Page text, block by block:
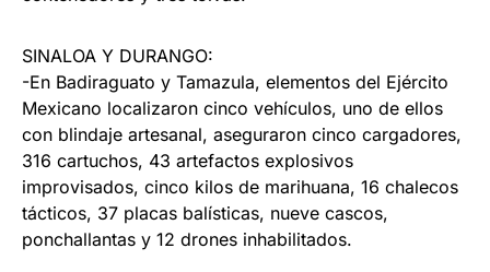
SINALOA Y DURANGO:
-En Badiraguato y Tamazula, elementos del Ejército
Mexicano localizaron cinco vehículos, uno de ellos
con blindaje artesanal, aseguraron cinco cargadores,
316 cartuchos, 43 artefactos explosivos
improvisados, cinco kilos de marihuana, 16 chalecos
tácticos, 37 placas balísticas, nueve cascos,
ponchallantas y 12 drones inhabilitados.